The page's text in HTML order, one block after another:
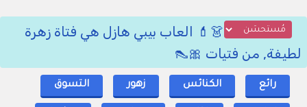
👗💄 العاب بيبي هازل هي فتاة زهرة
لطيفة, من فتيات 🎀👠
رائع الكنائس زهور التسوق